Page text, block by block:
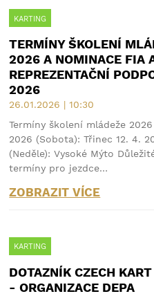
KARTING
TERMÍNY ŠKOLENÍ
2026 A NOMINACE FIA
REPREZENTAČNÍ
2026
26.01.2026 | 10:30
Termíny školení mládeže
2026 (Sobota): Třinec 12. 4.
(Neděle): Vysoké Mýto
termíny pro jezdce…
ZOBRAZIT VÍCE
KARTING
DOTAZNÍK CZECH
- ORGANIZACE DEPA